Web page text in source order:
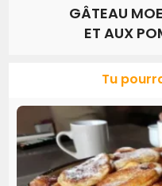
GÂTEAU
ET AUX
Tu